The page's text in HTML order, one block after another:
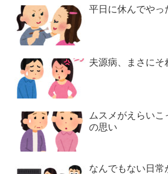
平日に休んでやっ
夫源病、まさにそ
ムスメがえらい
の思い
なんでもない日常